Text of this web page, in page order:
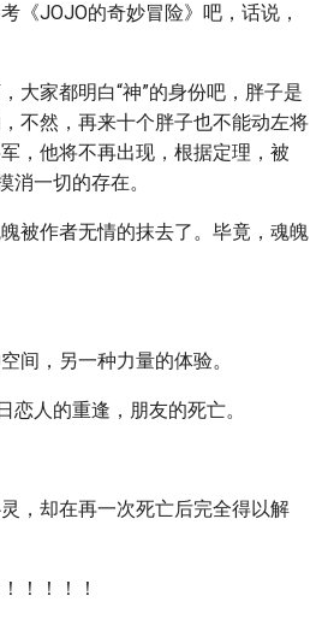
《JOJO的奇妙冒险》吧，话说，
大家都明白“神”的身份吧，胖子是
不然，再来十个胖子也不能动左将
，他将不再出现，根据定理，被
消一切的存在。
被作者无情的抹去了。毕竟，魂魄
间，另一种力量的体验。
恋人的重逢，朋友的死亡。
，却在再一次死亡后完全得以解
！！！！